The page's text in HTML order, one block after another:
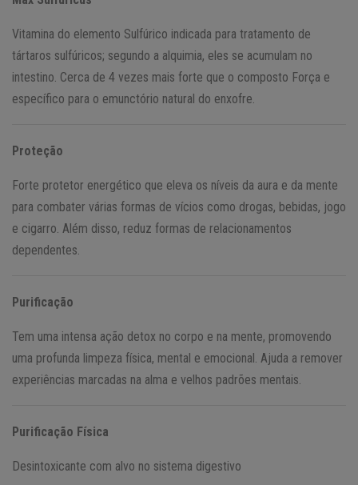
Vitamina do elemento Sulfúrico indicada para tratamento de
tártaros sulfúricos; segundo a alquimia, eles se acumulam no
intestino. Cerca de 4 vezes mais forte que o composto Força e
específico para o emunctório natural do enxofre.
Proteção
Forte protetor energético que eleva os níveis da aura e da mente
para combater várias formas de vícios como drogas, bebidas, jogo
e cigarro. Além disso, reduz formas de relacionamentos
dependentes.
Purificação
Tem uma intensa ação detox no corpo e na mente, promovendo
uma profunda limpeza física, mental e emocional. Ajuda a remover
experiências marcadas na alma e velhos padrões mentais.
Purificação Física
Desintoxicante com alvo no sistema digestivo